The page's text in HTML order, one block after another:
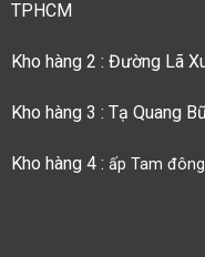
TPHCM
Kho hàng 2 : Đường Lã
Kho hàng 3 : Tạ Quang
Kho hàng 4 : ấp Tam